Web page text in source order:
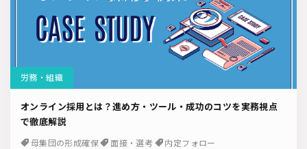
労務・組織
オンライン採用とは？進め方・ツール・成功のコツを実務視点
で徹底解説
母集団の形成確保 面接・選考
内定フォロー